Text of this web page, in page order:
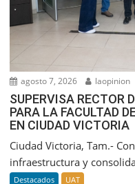
agosto 7, 2026 laopinion
SUPERVISA RECTOR
PARA LA FACULTAD
EN CIUDAD VICTORIA
Ciudad Victoria, Tam.-
infraestructura y
Destacados UAT